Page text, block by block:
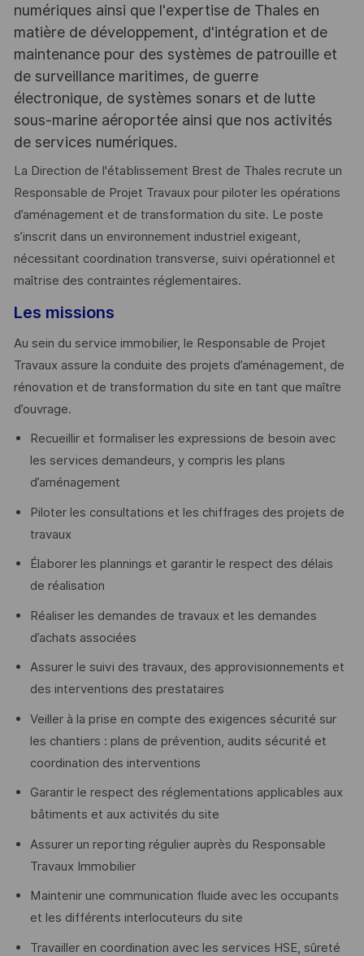
numériques ainsi que l'expertise de Thales en
matière de développement, d'intégration et de
maintenance pour des systèmes de patrouille et
de surveillance maritimes, de guerre
électronique, de systèmes sonars et de lutte
sous-marine aéroportée ainsi que nos activités
de services numériques.
La Direction de l'établissement Brest de Thales recrute un
Responsable de Projet Travaux pour piloter les opérations
d’aménagement et de transformation du site. Le poste
s’inscrit dans un environnement industriel exigeant,
nécessitant coordination transverse, suivi opérationnel et
maîtrise des contraintes réglementaires.
Les missions
Au sein du service immobilier, le Responsable de Projet
Travaux assure la conduite des projets d’aménagement, de
rénovation et de transformation du site en tant que maître
d’ouvrage.
Recueillir et formaliser les expressions de besoin avec
les services demandeurs, y compris les plans
d’aménagement
Piloter les consultations et les chiffrages des projets de
travaux
Élaborer les plannings et garantir le respect des délais
de réalisation
Réaliser les demandes de travaux et les demandes
d’achats associées
Assurer le suivi des travaux, des approvisionnements et
des interventions des prestataires
Veiller à la prise en compte des exigences sécurité sur
les chantiers : plans de prévention, audits sécurité et
coordination des interventions
Garantir le respect des réglementations applicables aux
bâtiments et aux activités du site
Assurer un reporting régulier auprès du Responsable
Travaux Immobilier
Maintenir une communication fluide avec les occupants
et les différents interlocuteurs du site
Travailler en coordination avec les services HSE, sûreté